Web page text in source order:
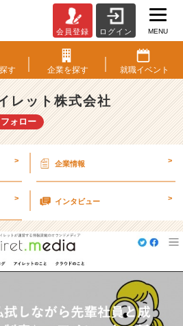
会員登録 ログイン MENU
探す 企業を探す 就職イベント
レット株式会社
フォロー
> 企業情報 >
> インタビュー >